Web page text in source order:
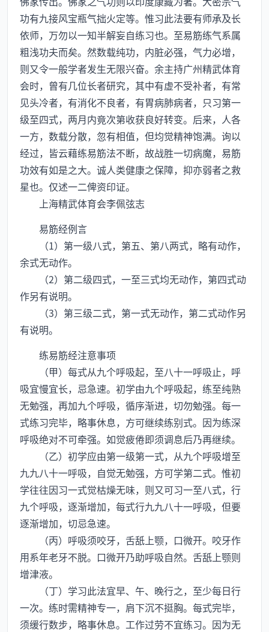
功有九接风宝瓶气拙火定等。惟习此法要有师承及长
依师，万勿以一知半解妄自练习也。至易筋练气系属
粗浅功夫而矣。然数载纯功，内脏必强，气力必增，
则又令一般学者发生无限兴奋。余主持广州精武体育
会时，曾有几位长者研究，其中有虚不受补者，有常
见头冷者，有消化不良者，有胃病肺病者，只习第一
级至四式，两月内竟次第收获良好转变。后来，人各
一方，数载分散，忽有相值，但均觉精神饱满。询以
经过，皆云藉练易筋法不断，故战胜一切病魔，易筋
功效有如是之大。诚人类健康之保障，抑亦弱者之救
星也。仅述一二俾资印证。
上海精武体育会李佩弦志
易筋经例言
（1）第一级八式，第五、第八两式，略有动作，
余式无动作。
（2）第二级四式，一至三式均无动作，第四式动
作另有说明。
（3）第三级二式，第一式无动作，第二式动作另
有说明。
练易筋经注意事项
（甲）每式从九个呼吸起，至八十一呼吸止，呼
吸宜慢宜长，忌急速。初学由九个呼吸起，练至纯熟
无勉强，再加九个呼吸，循序渐进，切勿勉强。每一
式练习完毕，略事休息，方可继续练别式。因为练深
呼吸绝对不可牵强。如觉疲倦即须调息后乃再继续。
（乙）初学应由第一级第一式，从九个呼吸增至
九九八十一呼吸，自觉无勉强，方可学第二式。惟初
学往往因习一式觉枯燥无味，则又可习一至八式，行
九个呼吸，逐渐增加，每式行九九八十一呼吸，但要
逐渐增加，切忌急速。
（丙）呼吸须咬牙，舌舐上颚，口微开。咬牙作
用系年老牙不脱。口微开乃助呼吸自然。舌舐上颚则
增津液。
（丁）学习此法宜早、午、晚行之，至少每日行
一次。练时需精神专一，肩下沉不挺胸。每式完毕，
须缓行数步，略事休息。工作过劳不宜练习。因为无